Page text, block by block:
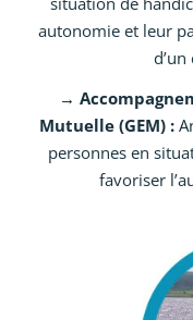
autonomie et leur
→
Mutuelle (GEM) :
personnes en
favoriser